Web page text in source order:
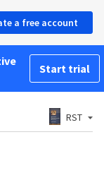
a free account
Start trial
RST